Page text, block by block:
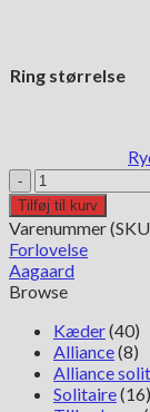
Ring størrelse
Aagaard
Mary
14kt
rødguld
ring
antal
Tilføj til kurv
Varenummer
Forlovelse
Aagaard
Browse
Kæder(40)
Alliance(8)
Alliance
Solitaire(16)